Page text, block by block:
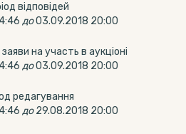
відповідей
до 03.09.2018 20:00
на участь в аукціоні
до 03.09.2018 20:00
редагування
до 29.08.2018 20:00